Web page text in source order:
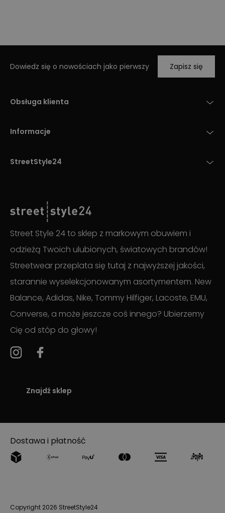
Dowiedz się o nowościach jako pierwszy Zapisz się
Obsługa klienta
Informacje
StreetStyle24
Street Style 24 to sklep z markowym obuwiem i
odzieżą Twoich ulubionych, światowych brandów!
Streetwear przeplata się tutaj z najwyższej jakości,
starannie wyselekcjonowanym asortymentem. New
Balance, Adidas, Nike, Tommy Hilfiger, Lacoste, EMU,
Converse, a może jeszcze coś innego? Ubierzemy
Cię od stóp do głowy!
Znajdź sklep
Dostawa i płatność
Copyright 2026 StreetStyle24